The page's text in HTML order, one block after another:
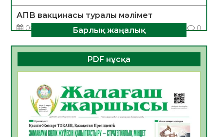
АПВ вакцинасы туралы мәлімет
06.08.2026
0
Open Air: Қызылорда облысы полиция
департаменті 20 мыңнан астам
көрерменнің қауіпсіздігін қамтамасыз етті
ҚЫЗЫЛОРДАДА «САНАЛЫ ҰРПАҚ –
ЖАРҚЫН БОЛАШАҚ» АТТЫ КЕҢЕЙТІЛГЕН
МӘЖІЛІС ӨТТІ
05.08.2026
30
Барлық жаңалық
PDF нұсқа